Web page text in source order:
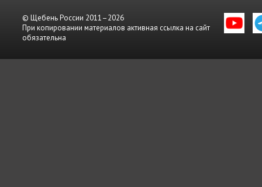
© Щебень России 2011–2026
При копировании материалов активная ссылка на сайт
обязательна